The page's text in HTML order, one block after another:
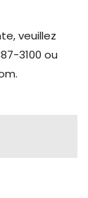
veuillez
3100 ou